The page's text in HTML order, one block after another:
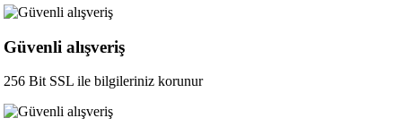
Güvenli alışveriş
256 Bit SSL ile bilgileriniz korunur